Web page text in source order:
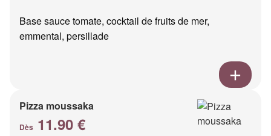
Base sauce tomate, cocktail de fruits de mer,
emmental, persillade
Pizza moussaka
Dès 11.90 €